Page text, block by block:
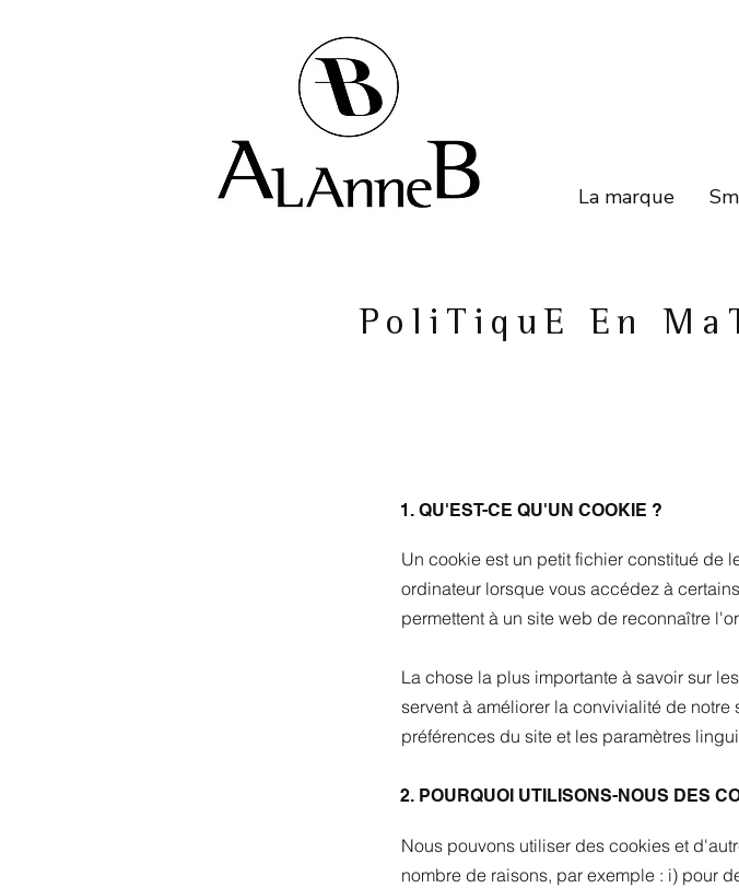
La marque
PoliTiquE En
1. QU'EST-CE QU'UN COOKIE ?
Un cookie est un petit fichier constitué de
ordinateur lorsque vous accédez à
permettent à un site web de reconnaître
La chose la plus importante à savoir sur
servent à améliorer la convivialité de
préférences du site et les paramètres
2. POURQUOI UTILISONS-NOUS DES
Nous pouvons utiliser des cookies et
nombre de raisons, par exemple : i) pour